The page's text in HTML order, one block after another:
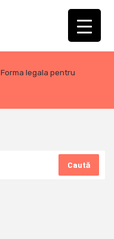
Forma legala pentru
Caută